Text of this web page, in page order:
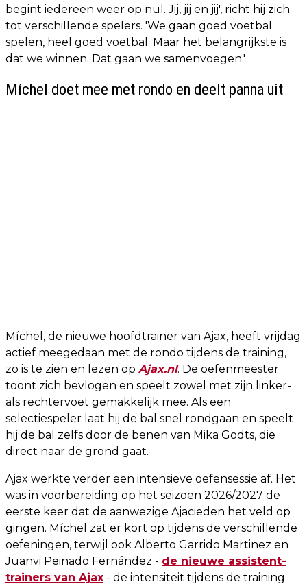
begint iedereen weer op nul. Jij, jij en jij', richt hij zich
tot verschillende spelers. 'We gaan goed voetbal
spelen, heel goed voetbal. Maar het belangrijkste is
dat we winnen. Dat gaan we samenvoegen.'
Míchel doet mee met rondo en deelt panna uit
Míchel, de nieuwe hoofdtrainer van Ajax, heeft vrijdag
actief meegedaan met de rondo tijdens de training,
zo is te zien en lezen op Ajax.nl. De oefenmeester
toont zich bevlogen en speelt zowel met zijn linker-
als rechtervoet gemakkelijk mee. Als een
selectiespeler laat hij de bal snel rondgaan en speelt
hij de bal zelfs door de benen van Mika Godts, die
direct naar de grond gaat.
Ajax werkte verder een intensieve oefensessie af. Het
was in voorbereiding op het seizoen 2026/2027 de
eerste keer dat de aanwezige Ajacieden het veld op
gingen. Míchel zat er kort op tijdens de verschillende
oefeningen, terwijl ook Alberto Garrido Martinez en
Juanvi Peinado Fernández - de nieuwe assistent-
trainers van Ajax - de intensiteit tijdens de training